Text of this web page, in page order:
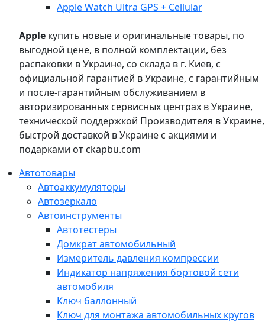
Apple Watch Ultra GPS + Cellular
Apple купить новые и оригинальные товары, по
выгодной цене, в полной комплектации, без
распаковки в Украине, со склада в г. Киев, с
официальной гарантией в Украине, с гарантийным
и после-гарантийным обслуживанием в
авторизированных сервисных центрах в Украине,
технической поддержкой Производителя в Украине,
быстрой доставкой в Украине с акциями и
подарками от ckapbu.com
Автотовары
Автоаккумуляторы
Автозеркало
Автоинструменты
Автотестеры
Домкрат автомобильный
Измеритель давления компрессии
Индикатор напряжения бортовой сети
автомобиля
Ключ баллонный
Ключ для монтажа автомобильных кругов